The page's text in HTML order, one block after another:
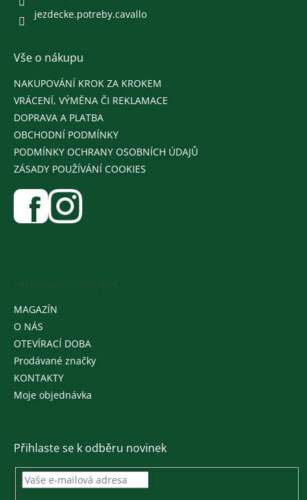
jezdecke.potreby.cavallo
Vše o nákupu
NAKUPOVÁNÍ KROK ZA KROKEM
VRÁCENÍ, VÝMĚNA ČI REKLAMACE
DOPRAVA A PLATBA
OBCHODNÍ PODMÍNKY
PODMÍNKY OCHRANY OSOBNÍCH ÚDAJŮ
ZÁSADY POUŽÍVÁNÍ COOKIES
MAGAZÍN
O NÁS
OTEVÍRACÍ DOBA
Prodávané značky
KONTAKTY
Moje objednávka
Přihlaste se k odběru novinek